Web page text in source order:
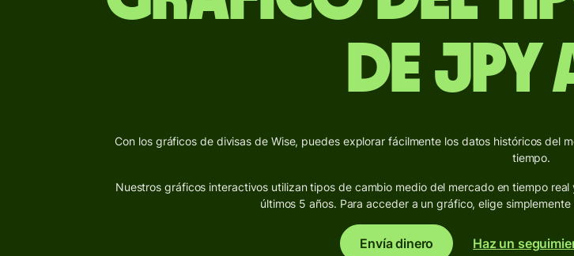
de JPY
Con los gráficos de divisas de Wise, puedes explorar fácilmente los datos históricos del
tiempo.
Nuestros gráficos interactivos utilizan tipos de cambio medio del mercado en tiempo
últimos 5 años. Para acceder a un gráfico, elige
Envía dinero Haz un